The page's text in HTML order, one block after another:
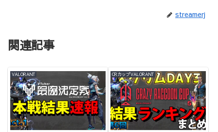
streamerj
関連記事
VALORANT CRカップVALORANT